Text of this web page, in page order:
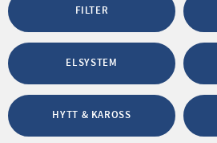
FILTER
ELSYSTEM
HYTT & KAROSS